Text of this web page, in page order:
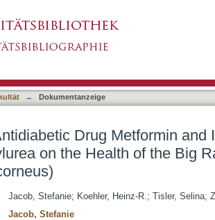
corneus)
→ Dokumentanzeige
Drug Metformin and
on the Health of the Big
Jacob, Stefanie; Koehler, Heinz-R.; Tisler, Selina;
Jacob, Stefanie